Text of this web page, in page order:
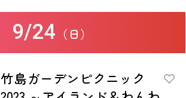
9/24 （日）
竹島ガーデンピクニック